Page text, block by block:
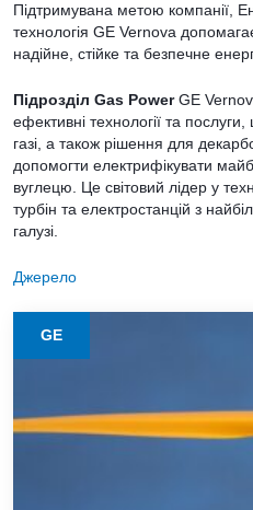
Підтримувана метою компанії,
технологія GE Vernova
надійне, стійке та безпечне
Підрозділ Gas PowerGE
ефективні технології та
газі, а також рішення для
допомогти електрифікувати
вуглецю. Це світовий лідер у
турбін та електростанцій з
галузі.
Джерело
GE